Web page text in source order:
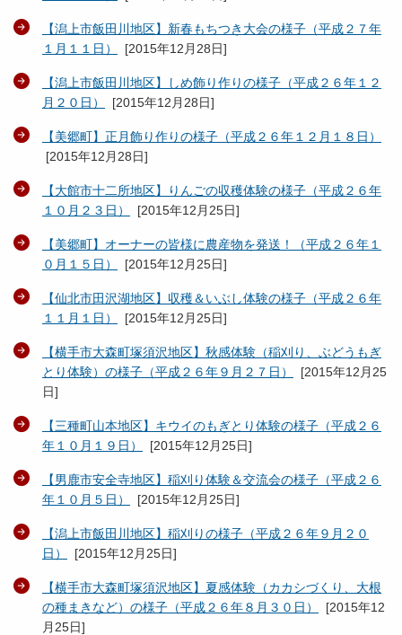
【潟上市飯田川地区】新春もちつき大会の様子（平成２７年
１月１１日）
[2015年12月28日]
【潟上市飯田川地区】しめ飾り作りの様子（平成２６年１２
月２０日）
[2015年12月28日]
【美郷町】正月飾り作りの様子（平成２６年１２月１８日）
[2015年12月28日]
【大館市十二所地区】りんごの収穫体験の様子（平成２６年
１０月２３日）
[2015年12月25日]
【美郷町】オーナーの皆様に農産物を発送！（平成２６年１
０月１５日）
[2015年12月25日]
【仙北市田沢湖地区】収穫＆いぶし体験の様子（平成２６年
１１月１日）
[2015年12月25日]
【横手市大森町塚須沢地区】秋感体験（稲刈り、ぶどうもぎ
とり体験）の様子（平成２６年９月２７日）
[2015年12月25
日]
【三種町山本地区】キウイのもぎとり体験の様子（平成２６
年１０月１９日）
[2015年12月25日]
【男鹿市安全寺地区】稲刈り体験＆交流会の様子（平成２６
年１０月５日）
[2015年12月25日]
【潟上市飯田川地区】稲刈りの様子（平成２６年９月２０
日）
[2015年12月25日]
【横手市大森町塚須沢地区】夏感体験（カカシづくり、大根
の種まきなど）の様子（平成２６年８月３０日）
[2015年12
月25日]